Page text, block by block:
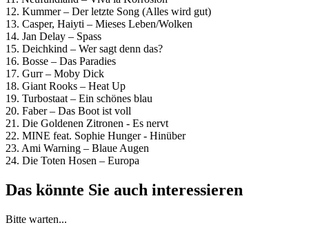
12. Kummer – Der letzte Song (Alles wird gut)
13. Casper, Haiyti – Mieses Leben/Wolken
14. Jan Delay – Spass
15. Deichkind – Wer sagt denn das?
16. Bosse – Das Paradies
17. Gurr – Moby Dick
18. Giant Rooks – Heat Up
19. Turbostaat – Ein schönes blau
20. Faber – Das Boot ist voll
21. Die Goldenen Zitronen - Es nervt
22. MINE feat. Sophie Hunger - Hinüber
23. Ami Warning – Blaue Augen
24. Die Toten Hosen – Europa
Das könnte Sie auch interessieren
Bitte warten...